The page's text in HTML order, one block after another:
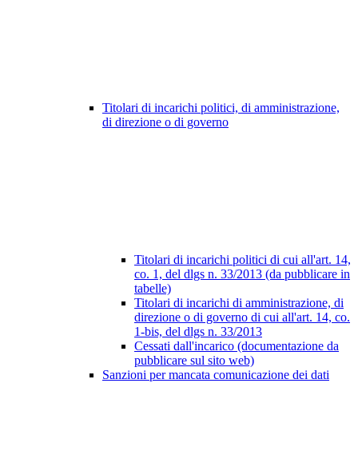
Titolari di incarichi politici, di amministrazione,
di direzione o di governo
Titolari di incarichi politici di cui all'art. 14,
co. 1, del dlgs n. 33/2013 (da pubblicare in
tabelle)
Titolari di incarichi di amministrazione, di
direzione o di governo di cui all'art. 14, co.
1-bis, del dlgs n. 33/2013
Cessati dall'incarico (documentazione da
pubblicare sul sito web)
Sanzioni per mancata comunicazione dei dati